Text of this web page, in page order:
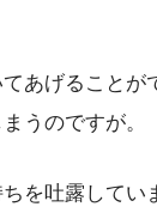
あげることが
うのですが。
を吐露してい